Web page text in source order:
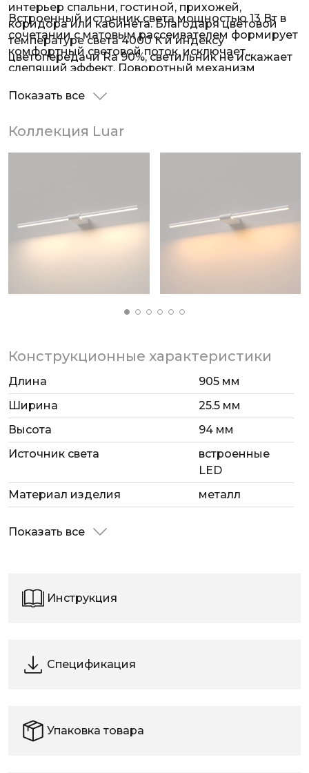
интерьер спальни, гостиной, прихожей,
коридора или кабинета. Благодаря цветовой
температуре света 4000 К и индексу
цветопередачи Ra 90%, светильник не искажает
восприятие цвета. Коллекция Luar станет
отличным решением для функциональной
Встроенный источник света мощностью 13 Вт в
сочетании с матовым рассеивателем формирует
комфортный световой поток, исключает
слепящий эффект. Поворотный механизм
необходимый угол освещения для подсветки
Показать все
Коллекция Luar
Конструкционные характеристики
Длина
905 мм
Ширина
25.5 мм
Высота
94 мм
Источник света
встроенные
LED
Материал изделия
металл
Показать все
Инструкция
Спецификация
Упаковка товара